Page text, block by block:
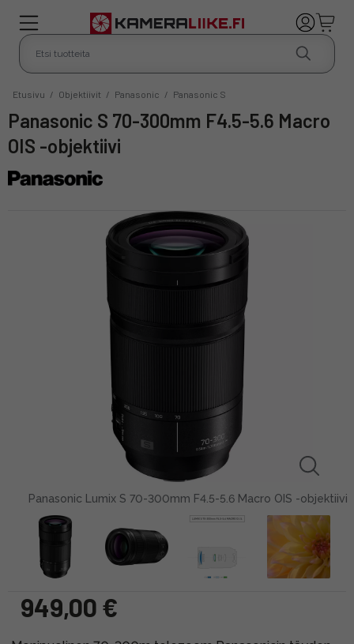
Etusivu / Objektiivit / Panasonic / Panasonic S
Panasonic S 70-300mm F4.5-5.6 Macro
OIS -objektiivi
Panasonic Lumix S 70-300mm F4.5-5.6 Macro OIS -objektiivi
949,00 €